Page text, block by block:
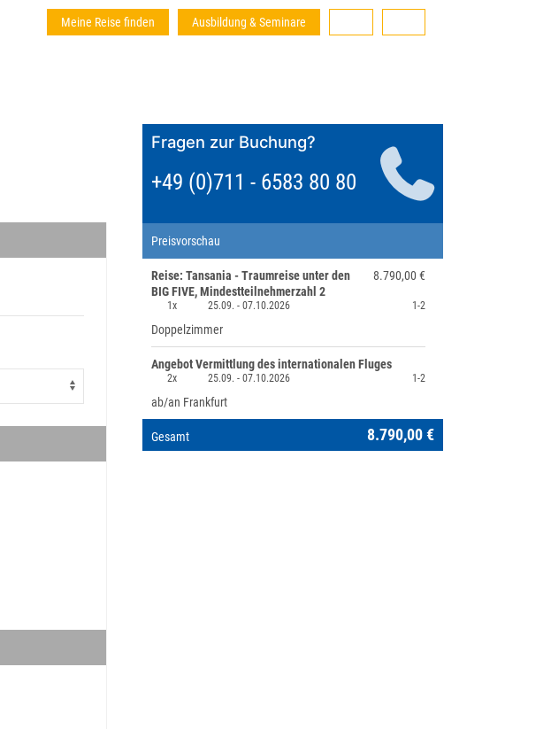
Meine Reise finden Ausbildung & Seminare
Fragen zur Buchung?
+49 (0)711 - 6583 80 80
Preisvorschau
8.790,00 €
Reise: Tansania - Traumreise unter den
BIG FIVE, Mindestteilnehmerzahl 2
1x 25.09. -07.10.2026 1-2
Doppelzimmer
Angebot Vermittlung des internationalen Fluges
2x 25.09. -07.10.2026 1-2
ab/an Frankfurt
Gesamt 8.790,00 €